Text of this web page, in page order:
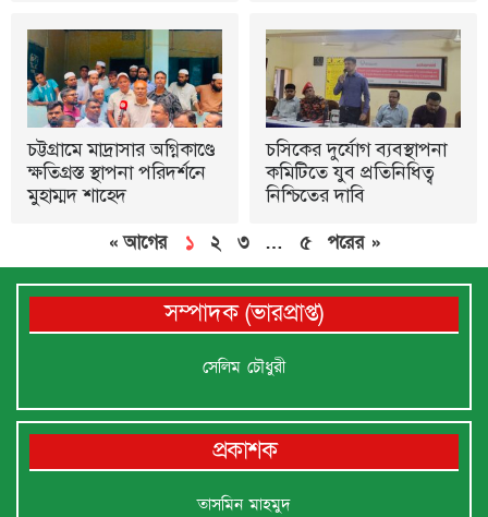
চট্টগ্রামে মাদ্রাসার অগ্নিকাণ্ডে
ক্ষতিগ্রস্ত স্থাপনা পরিদর্শনে
মুহাম্মদ শাহেদ
চসিকের দুর্যোগ ব্যবস্থাপনা
কমিটিতে যুব প্রতিনিধিত্ব
নিশ্চিতের দাবি
« আগের ১ ২ ৩ … ৫ পরের »
সম্পাদক (ভারপ্রাপ্ত)
সেলিম চৌধুরী
প্রকাশক
তাসমিন মাহমুদ